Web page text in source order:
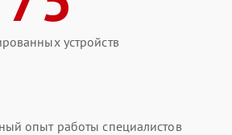
устройств
опыт работы специалистов